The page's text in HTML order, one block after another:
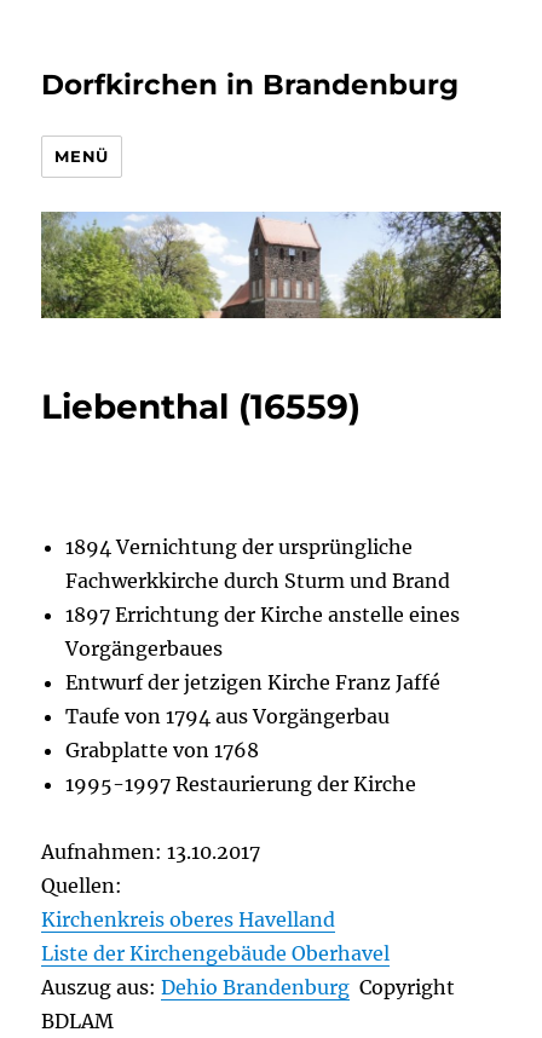
Dorfkirchen in Brandenburg
MENÜ
Liebenthal (16559)
1894 Vernichtung der ursprüngliche
Fachwerkkirche durch Sturm und Brand
1897 Errichtung der Kirche anstelle eines
Vorgängerbaues
Entwurf der jetzigen Kirche Franz Jaffé
Taufe von 1794 aus Vorgängerbau
Grabplatte von 1768
1995-1997 Restaurierung der Kirche
Aufnahmen: 13.10.2017
Quellen:
Kirchenkreis oberes Havelland
Liste der Kirchengebäude Oberhavel
Auszug aus:Dehio Brandenburg Copyright
BDLAM